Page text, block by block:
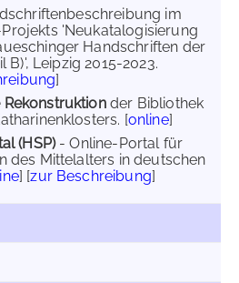
im
Projekts 'Neukatalogisierung
Handschriften der
B)', Leipzig 2015-2023.
]
der Bibliothek
[online]
(HSP)- Online-Portal für
des Mittelalters in deutschen
] [zur Beschreibung]